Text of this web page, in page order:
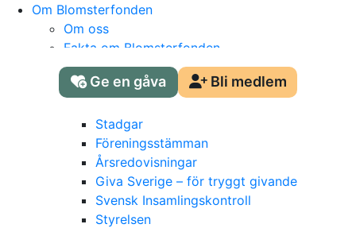
Skip
Om Blomsterfonden
Om oss
Fakta om Blomsterfonden
Föreningen
Historien om Blomsterfonden
Stadgar
Föreningsstämman
Årsredovisningar
Giva Sverige – för tryggt givande
Svensk Insamlingskontroll
Styrelsen
Ge en gåva Bli medlem